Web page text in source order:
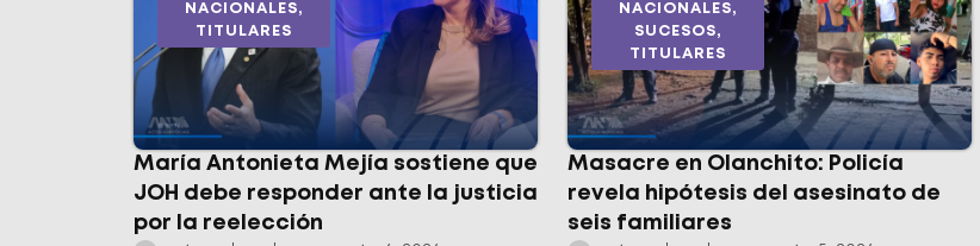
NACIONALES,
TITULARES
María Antonieta Mejía sostiene que
JOH debe responder ante la justicia
por la reelección
NACIONALES,
SUCESOS,
TITULARES
Masacre en Olanchito: Policía
revela hipótesis del asesinato de
seis familiares